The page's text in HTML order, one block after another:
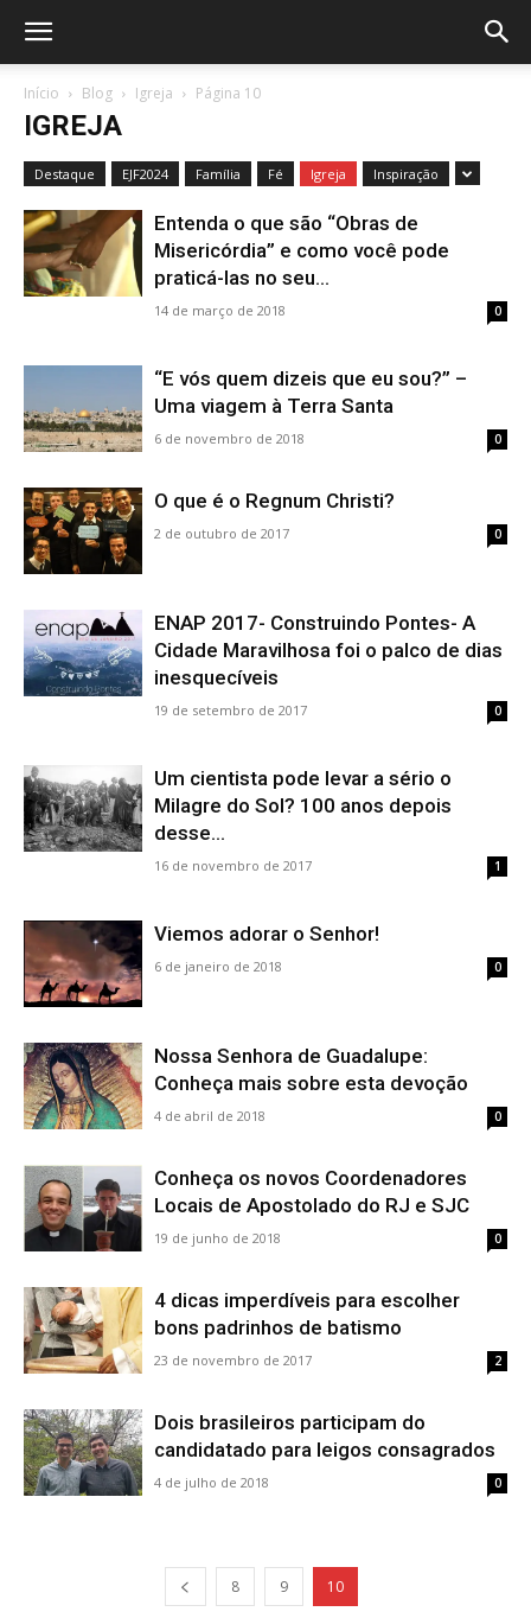
Início Blog Igreja Página 10
IGREJA
Destaque EJF2024 Família Fé Igreja Inspiração
Entenda o que são “Obras de
Misericórdia” e como você pode
praticá-las no seu...
14 de março de 2018 0
“E vós quem dizeis que eu sou?” –
Uma viagem à Terra Santa
6 de novembro de 2018 0
O que é o Regnum Christi?
2 de outubro de 2017 0
ENAP 2017- Construindo Pontes- A
Cidade Maravilhosa foi o palco de dias
inesquecíveis
19 de setembro de 2017 0
Um cientista pode levar a sério o
Milagre do Sol? 100 anos depois
desse...
16 de novembro de 2017 1
Viemos adorar o Senhor!
6 de janeiro de 2018 0
Nossa Senhora de Guadalupe:
Conheça mais sobre esta devoção
4 de abril de 2018 0
Conheça os novos Coordenadores
Locais de Apostolado do RJ e SJC
19 de junho de 2018 0
4 dicas imperdíveis para escolher
bons padrinhos de batismo
23 de novembro de 2017 2
Dois brasileiros participam do
candidatado para leigos consagrados
4 de julho de 2018 0
8 9 10